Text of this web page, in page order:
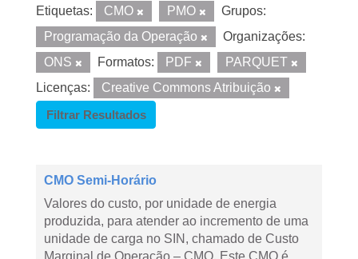
Etiquetas: CMO PMO
Grupos:
Programação da Operação
Organizações:
ONS
Formatos: PDF
PARQUET
Licenças:
Creative Commons Atribuição
Filtrar Resultados
CMO Semi-Horário
Valores do custo, por unidade de energia
produzida, para atender ao incremento de uma
unidade de carga no SIN, chamado de Custo
Marginal de Operação – CMO. Este CMO é